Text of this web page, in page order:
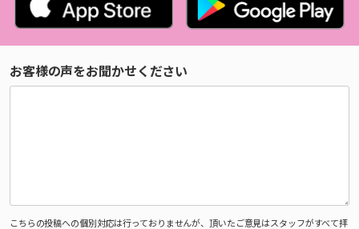
お客様の声をお聞かせください
こちらの投稿への個別対応は行っておりませんが、頂いたご意見はスタッフがすべて拝